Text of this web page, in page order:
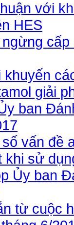
với
HES
khuyến
giải
ban
vấn đề
sử
Ủy ban
từ cuộc